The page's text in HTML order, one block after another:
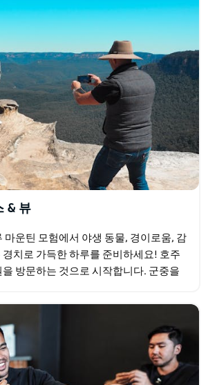
에서 놀라운 현지 음료와 음식을 맛볼
다. 그보다 더 좋은 것이 있을까요?
& 뷰
마운틴 모험에서 야생 동물, 경이로움, 감
경치로 가득한 하루를 준비하세요! 호주
을 방문하는 것으로 시작합니다. 군중을